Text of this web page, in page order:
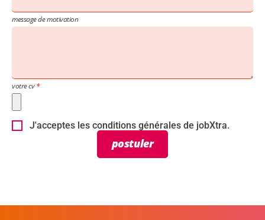
message de motivation
votre cv
J'acceptes les conditions générales de jobXtra.
postuler